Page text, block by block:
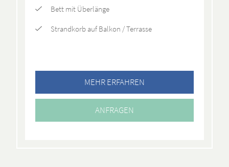
Bett mit Überlänge
Strandkorb auf Balkon / Terrasse
MEHR ERFAHREN
ANFRAGEN